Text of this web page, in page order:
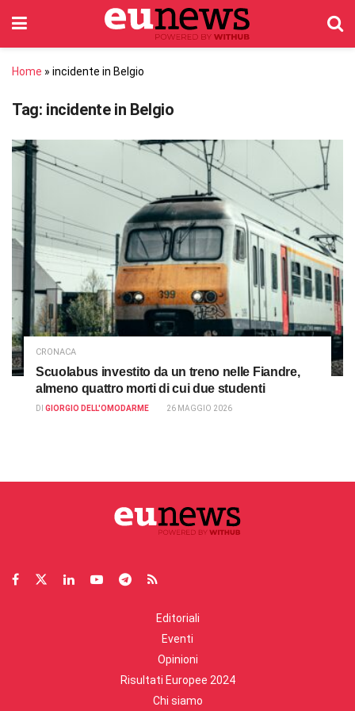
Home » incidente in Belgio
Tag: incidente in Belgio
CRONACA
Scuolabus investito da un treno nelle Fiandre,
almeno quattro morti di cui due studenti
DI GIORGIO DELL'OMODARME 26 MAGGIO 2026
Editoriali
Eventi
Opinioni
Risultati Europee 2024
Chi siamo